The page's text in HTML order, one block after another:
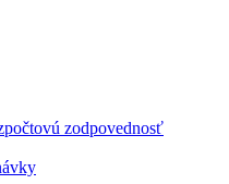
zodpovednosť